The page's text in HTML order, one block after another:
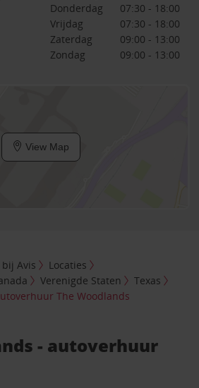
Donderdag
07:30 - 18:00
Vrijdag
07:30 - 18:00
Zaterdag
09:00 - 13:00
Zondag
09:00 - 13:00
View Map
Avis
Locaties
Verenigde Staten
Texas
The Woodlands
- autoverhuur